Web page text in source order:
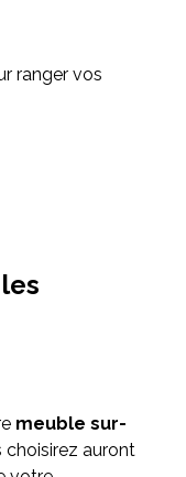
ranger vos
meuble sur-
choisirez auront